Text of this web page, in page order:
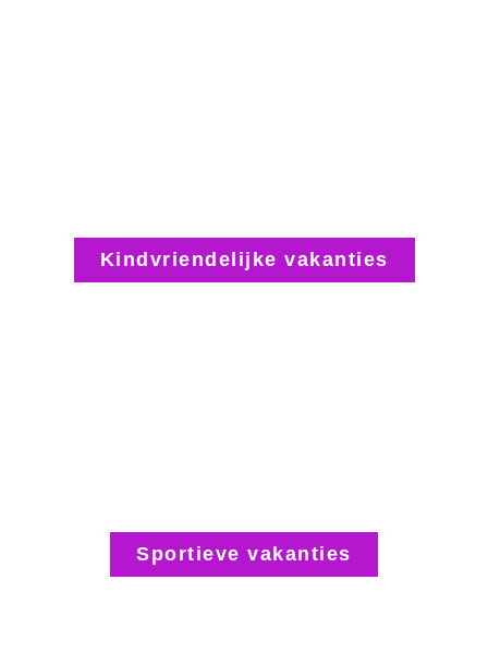
Kindvriendelijke vakanties
Sportieve vakanties